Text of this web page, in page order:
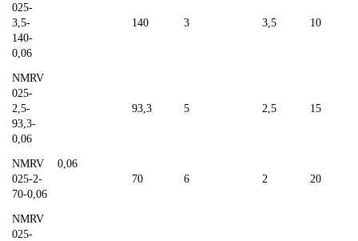
0,06
025-
3,5-
140-
0,06
140 3 3,5 10
NMRV
025-
2,5-
93,3-
0,06
93,3 5 2,5 15
NMRV
025-2-
70-0,06
70 6 2 20
NMRV
025-